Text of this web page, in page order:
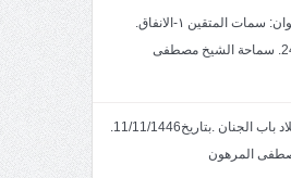
خطبة الجمعة بعنوان: سمات المتقين ١-الانفاق.
بتاريخ24/12/1446. سماحة الشيخ مصطفى
خطبة الجمعة: ميلاد باب الجنان .بتاريخ11/11/1446.
المرهون